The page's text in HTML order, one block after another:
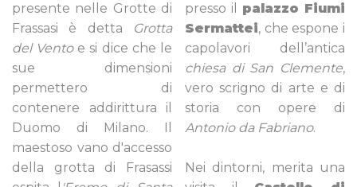
presente nelle Grotte di
Frassasi è detta
Grotta
del Ventoe si dice che le
sue dimensioni
permettero di
contenere addirittura il
Duomo di Milano. Il
maestoso vano d'accesso
della grotta di Frasassi
presso il palazzo Fiumi
Sermattei, che espone i
capolavori dell’antica
chiesa di San Clemente,
vero scrigno di arte e di
storia con opere di
Antonio da Fabriano.
Nei dintorni, merita una